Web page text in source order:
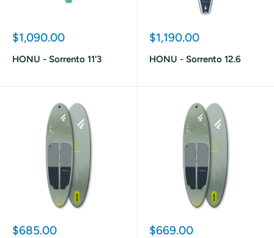
Prix
$1,090.00
HONU - Sorrento 11'3
Prix
$1,190.00
HONU - Sorrento 12.6
Prix
$685.00
Prix
$669.00